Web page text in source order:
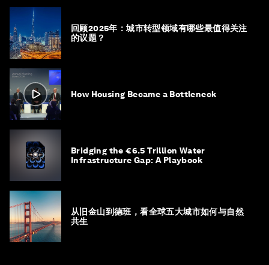
回顾2025年：城市转型领域有哪些最值得关注
的议题？
How Housing Became a Bottleneck
Bridging the €6.5 Trillion Water
Infrastructure Gap: A Playbook
从旧金山到德班，看全球五大城市如何与自然
共生